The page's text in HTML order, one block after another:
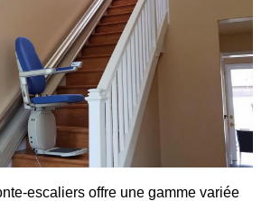
escaliers offre une gamme variée